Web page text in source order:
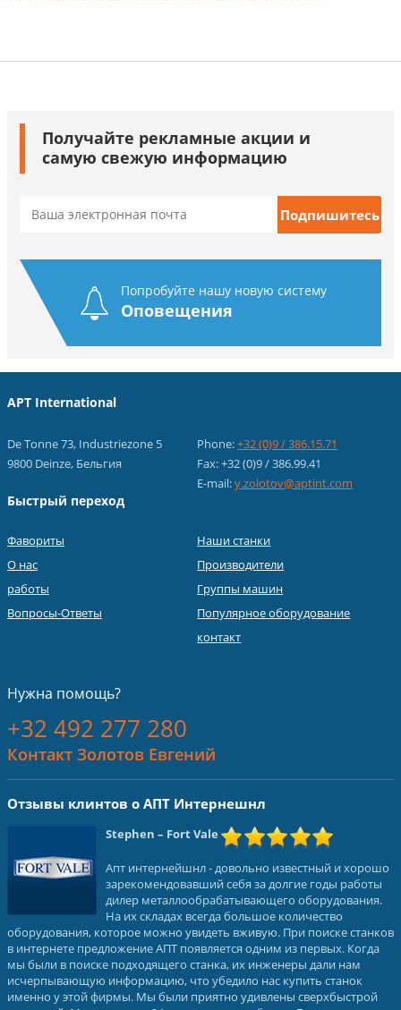
Получайте рекламные акции и
самую свежую информацию
Попробуйте нашу новую систему
Оповещения
APT International
De Tonne 73, Industriezone 5
9800 Deinze, Бельгия
Phone:+32 (0)9 / 386.15.71
Fax: +32 (0)9 / 386.99.41
E-mail:y.zolotov@aptint.com
Быстрый переход
Фавориты
О нас
работы
Вопросы-Ответы
Наши станки
Производители
Группы машин
Популярное оборудование
контакт
Нужна помощь?
+32 492 277 280
Контакт Золотов Евгений
Отзывы клинтов о АПТ Интернешнл
Stephen – Fort Vale
Апт интернейшнл - довольно известный и хорошо
зарекомендовавший себя за долгие годы работы
дилер металлообрабатывающего оборудования.
На их складах всегда большое количество
оборудования, которое можно увидеть вживую. При поиске станков
в интернете предложение АПТ появляется одним из первых. Когда
мы были в поиске подходящего станка, их инженеры дали нам
исчерпывающую информацию, что убедило нас купить станок
именно у этой фирмы. Мы были приятно удивлены сверхбыстрой